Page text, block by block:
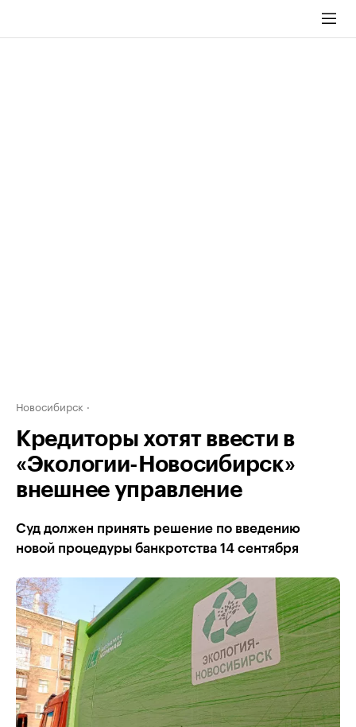
Новосибирск
Кредиторы хотят ввести в
«Экологии-Новосибирск»
внешнее управление
Суд должен принять решение по введению
новой процедуры банкротства 14 сентября